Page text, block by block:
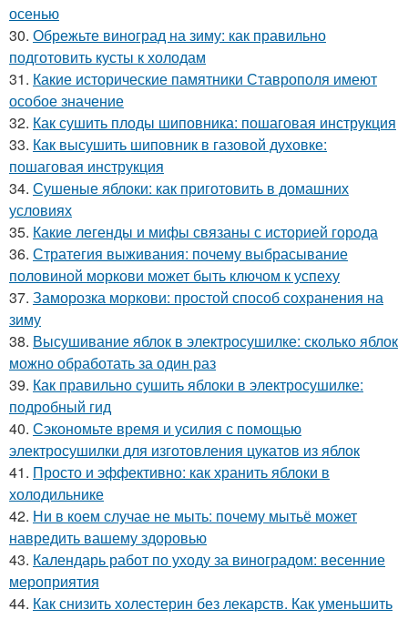
осенью
30. Обрежьте виноград на зиму: как правильно
подготовить кусты к холодам
31. Какие исторические памятники Ставрополя имеют
особое значение
32. Как сушить плоды шиповника: пошаговая инструкция
33. Как высушить шиповник в газовой духовке:
пошаговая инструкция
34. Сушеные яблоки: как приготовить в домашних
условиях
35. Какие легенды и мифы связаны с историей города
36. Стратегия выживания: почему выбрасывание
половиной моркови может быть ключом к успеху
37. Заморозка моркови: простой способ сохранения на
зиму
38. Высушивание яблок в электросушилке: сколько яблок
можно обработать за один раз
39. Как правильно сушить яблоки в электросушилке:
подробный гид
40. Сэкономьте время и усилия с помощью
электросушилки для изготовления цукатов из яблок
41. Просто и эффективно: как хранить яблоки в
холодильнике
42. Ни в коем случае не мыть: почему мытьё может
навредить вашему здоровью
43. Календарь работ по уходу за виноградом: весенние
мероприятия
44. Как снизить холестерин без лекарств. Как уменьшить